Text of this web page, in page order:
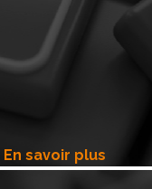
En savoir plus